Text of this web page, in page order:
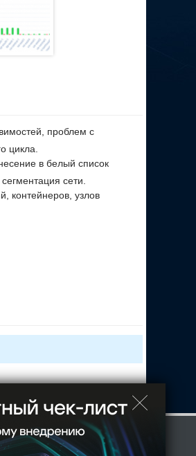
проблем с
цикла.
в белый список
сети.
контейнеров, узлов